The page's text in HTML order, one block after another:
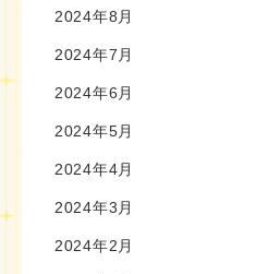
2024年8月
2024年7月
2024年6月
2024年5月
2024年4月
2024年3月
2024年2月